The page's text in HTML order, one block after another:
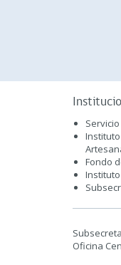
Fondo
Oficina